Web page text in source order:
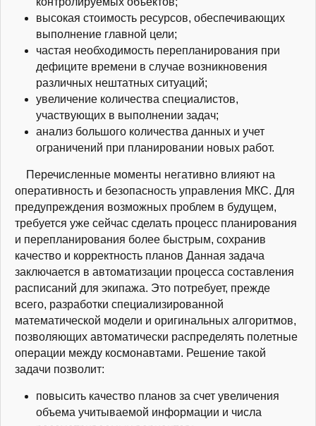
высокая стоимость ресурсов, обеспечивающих
выполнение главной цели;
частая необходимость перепланирования при
дефиците времени в случае возникновения
различных нештатных ситуаций;
увеличение количества специалистов,
участвующих в выполнении задач;
анализ большого количества данных и учет
ограничений при планировании новых работ.
Перечисленные моменты негативно влияют на
оперативность и безопасность управления МКС. Для
предупреждения возможных проблем в будущем,
требуется уже сейчас сделать процесс планирования
и перепланирования более быстрым, сохранив
качество и корректность планов Данная задача
заключается в автоматизации процесса составления
расписаний для экипажа. Это потребует, прежде
всего, разработки специализированной
математической модели и оригинальных алгоритмов,
позволяющих автоматически распределять полетные
операции между космонавтами. Решение такой
задачи позволит:
повысить качество планов за счет увеличения
объема учитываемой информации и числа